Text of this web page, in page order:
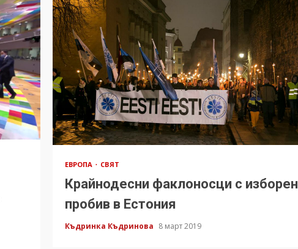
ЕВРОПА СВЯТ
Крайнодесни факлоносци с изборен
пробив в Естония
Къдринка Къдринова 8 март 2019